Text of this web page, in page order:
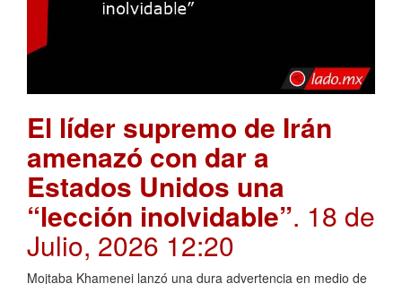
El líder supremo de Irán
amenazó con dar a
Estados Unidos una
“lección inolvidable”. 18 de
Julio, 2026 12:20
Mojtaba Khamenei lanzó una dura advertencia en medio de